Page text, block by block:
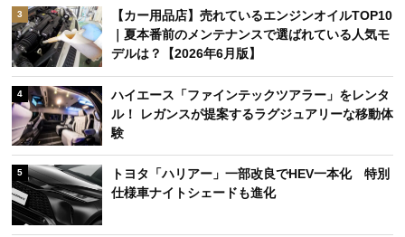
3
【カー用品店】売れているエンジンオイルTOP10
｜夏本番前のメンテナンスで選ばれている人気モ
デルは？【2026年6月版】
4
ハイエース「ファインテックツアラー」をレンタ
ル！ レガンスが提案するラグジュアリーな移動体
験
5
トヨタ「ハリアー」一部改良でHEV一本化 特別
仕様車ナイトシェードも進化